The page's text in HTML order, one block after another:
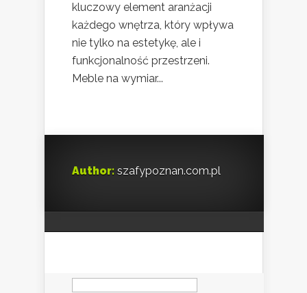
kluczowy element aranżacji
każdego wnętrza, który wpływa
nie tylko na estetykę, ale i
funkcjonalność przestrzeni.
Meble na wymiar...
Author: szafypoznan.com.pl
Szukaj: